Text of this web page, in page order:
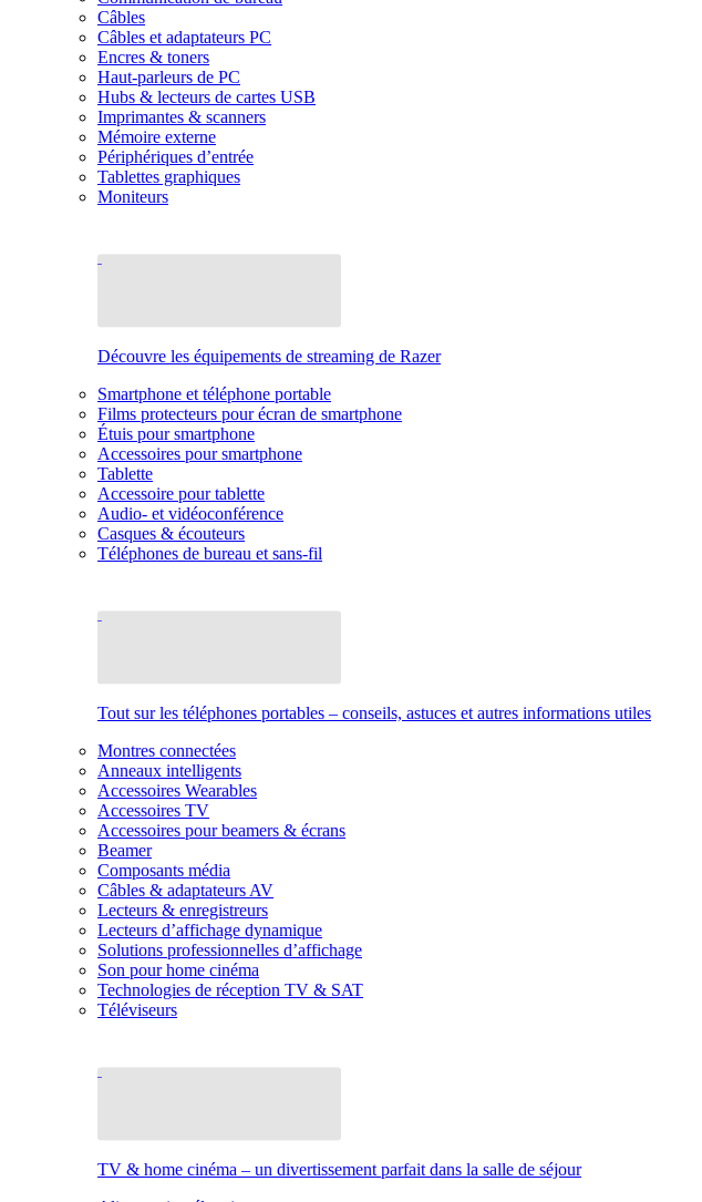
Câbles
Câbles et adaptateurs PC
Encres & toners
Haut-parleurs de PC
Hubs & lecteurs de cartes USB
Imprimantes & scanners
Mémoire externe
Périphériques d’entrée
Tablettes graphiques
Moniteurs
Découvre les équipements de streaming de Razer
Smartphone et téléphone portable
Films protecteurs pour écran de smartphone
Étuis pour smartphone
Accessoires pour smartphone
Tablette
Accessoire pour tablette
Audio- et vidéoconférence
Casques & écouteurs
Téléphones de bureau et sans-fil
Tout sur les téléphones portables – conseils, astuces et autres informations utiles
Montres connectées
Anneaux intelligents
Accessoires Wearables
Accessoires TV
Accessoires pour beamers & écrans
Beamer
Composants média
Câbles & adaptateurs AV
Lecteurs & enregistreurs
Lecteurs d’affichage dynamique
Solutions professionnelles d’affichage
Son pour home cinéma
Technologies de réception TV & SAT
Téléviseurs
TV & home cinéma – un divertissement parfait dans la salle de séjour